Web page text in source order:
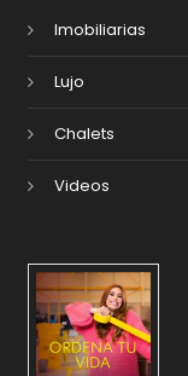
Imobiliarias
Lujo
Chalets
Videos